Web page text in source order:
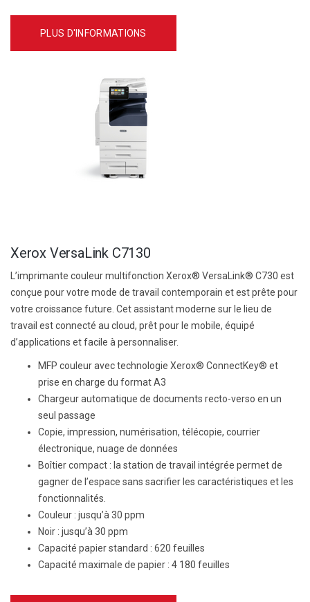
PLUS D'INFORMATIONS
Xerox VersaLink C7130
L’imprimante couleur multifonction Xerox® VersaLink® C730 est
conçue pour votre mode de travail contemporain et est prête pour
votre croissance future. Cet assistant moderne sur le lieu de
travail est connecté au cloud, prêt pour le mobile, équipé
d’applications et facile à personnaliser.
MFP couleur avec technologie Xerox® ConnectKey® et
prise en charge du format A3
Chargeur automatique de documents recto-verso en un
seul passage
Copie, impression, numérisation, télécopie, courrier
électronique, nuage de données
Boîtier compact : la station de travail intégrée permet de
gagner de l’espace sans sacrifier les caractéristiques et les
fonctionnalités.
Couleur : jusqu’à 30 ppm
Noir : jusqu’à 30 ppm
Capacité papier standard : 620 feuilles
Capacité maximale de papier : 4 180 feuilles